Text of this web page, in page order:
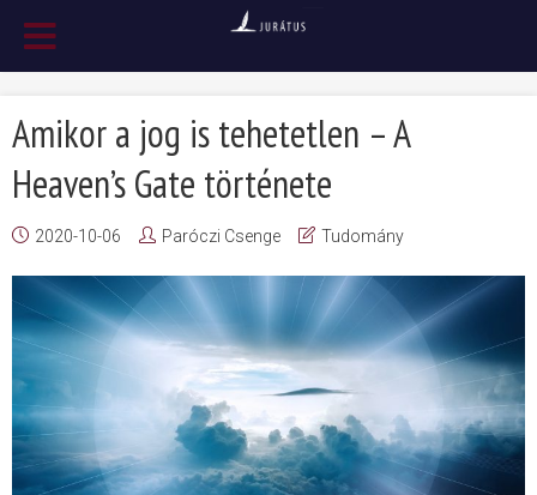
Amikor a jog is tehetetlen – A
Heaven’s Gate története
2020-10-06 Paróczi Csenge Tudomány